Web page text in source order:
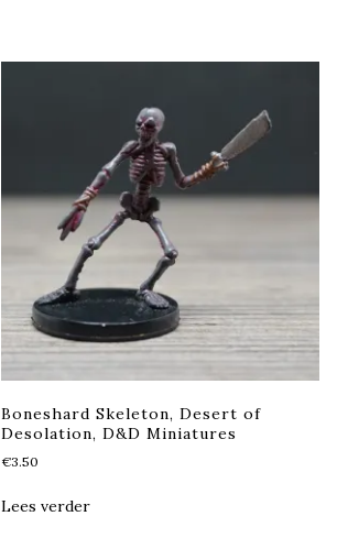
Boneshard Skeleton, Desert of
Desolation, D&D Miniatures
€3.50
Lees verder